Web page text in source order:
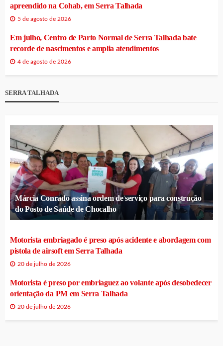
apreendido na Cohab, em Serra Talhada
5 de agosto de 2026
Em julho, Centro de Parto Normal de Serra Talhada bate
recorde de nascimentos e amplia atendimentos
4 de agosto de 2026
SERRA TALHADA
Márcia Conrado assina ordem de serviço para construção
do Posto de Saúde de Chocalho
Motorista embriagado é preso após acidente e abordagem com
pistola de airsoft em Serra Talhada
20 de julho de 2026
Motorista é preso por embriaguez ao volante após desobedecer
orientação da PM em Serra Talhada
20 de julho de 2026